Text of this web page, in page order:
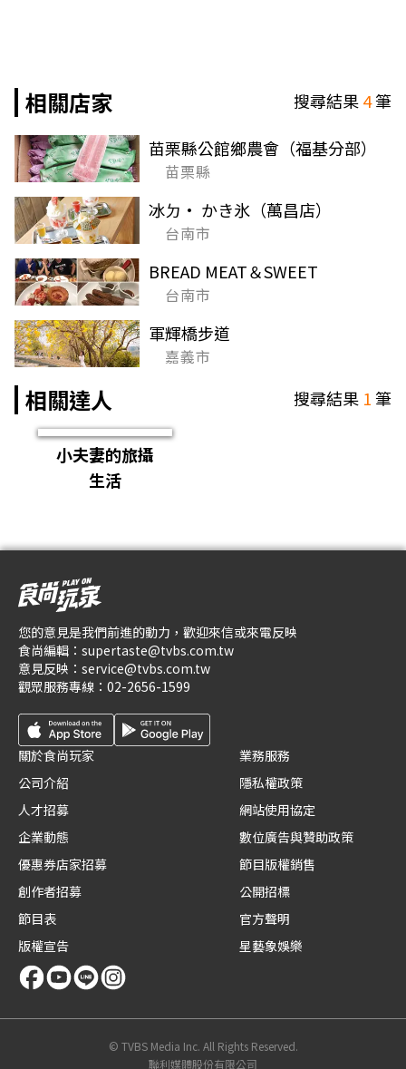
相關店家 搜尋結果4筆
苗栗縣公館鄉農會（福基分部）
苗栗縣
冰ㄉ• かき氷（萬昌店）
台南市
BREAD MEAT＆SWEET
台南市
軍輝橋步道
嘉義市
相關達人 搜尋結果 1筆
小夫妻的旅攝
生活
您的意見是我們前進的動力，歡迎來信或來電反映
食尚編輯： supertaste@tvbs.com.tw
意見反映： service@tvbs.com.tw
觀眾服務專線： 02-2656-1599
關於食尚玩家
公司介紹
人才招募
企業動態
優惠券店家招募
創作者招募
節目表
版權宣告
業務服務
隱私權政策
網站使用協定
數位廣告與贊助政策
節目版權銷售
公開招標
官方聲明
星藝象娛樂
© TVBS Media Inc. All Rights Reserved.
聯利媒體股份有限公司